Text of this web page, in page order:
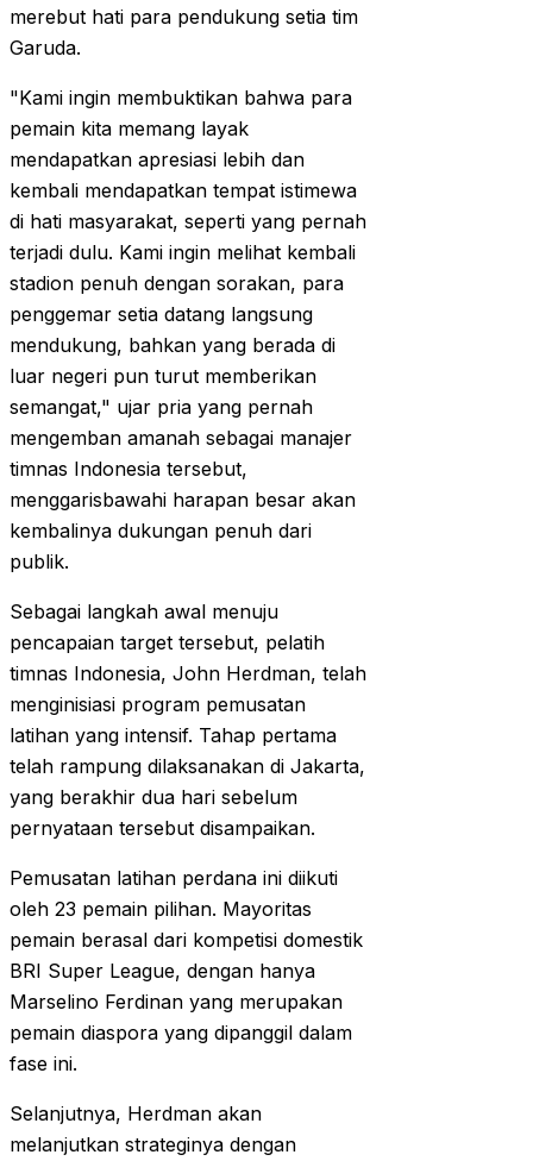
merebut hati para pendukung setia tim
Garuda.
"Kami ingin membuktikan bahwa para
pemain kita memang layak
mendapatkan apresiasi lebih dan
kembali mendapatkan tempat istimewa
di hati masyarakat, seperti yang pernah
terjadi dulu. Kami ingin melihat kembali
stadion penuh dengan sorakan, para
penggemar setia datang langsung
mendukung, bahkan yang berada di
luar negeri pun turut memberikan
semangat," ujar pria yang pernah
mengemban amanah sebagai manajer
timnas Indonesia tersebut,
menggarisbawahi harapan besar akan
kembalinya dukungan penuh dari
publik.
Sebagai langkah awal menuju
pencapaian target tersebut, pelatih
timnas Indonesia, John Herdman, telah
menginisiasi program pemusatan
latihan yang intensif. Tahap pertama
telah rampung dilaksanakan di Jakarta,
yang berakhir dua hari sebelum
pernyataan tersebut disampaikan.
Pemusatan latihan perdana ini diikuti
oleh 23 pemain pilihan. Mayoritas
pemain berasal dari kompetisi domestik
BRI Super League, dengan hanya
Marselino Ferdinan yang merupakan
pemain diaspora yang dipanggil dalam
fase ini.
Selanjutnya, Herdman akan
melanjutkan strateginya dengan